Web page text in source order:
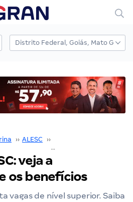
›› ALESC ››
veja a
os benefícios
vagas de nível superior. Saiba